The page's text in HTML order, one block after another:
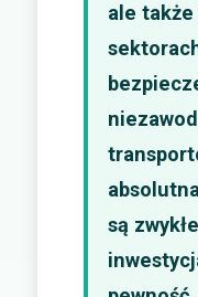
ale
są